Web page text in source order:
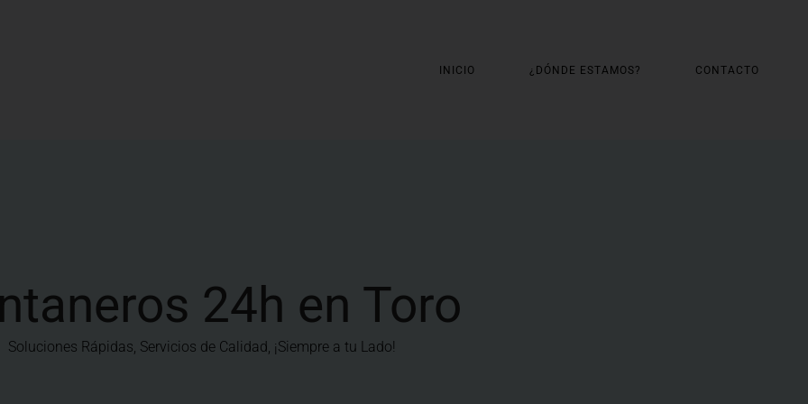
INICIO ¿DÓNDE ESTAMOS? CONTACTO
24h en Toro
Soluciones Rápidas, Servicios de Calidad, ¡Siempre a tu Lado!